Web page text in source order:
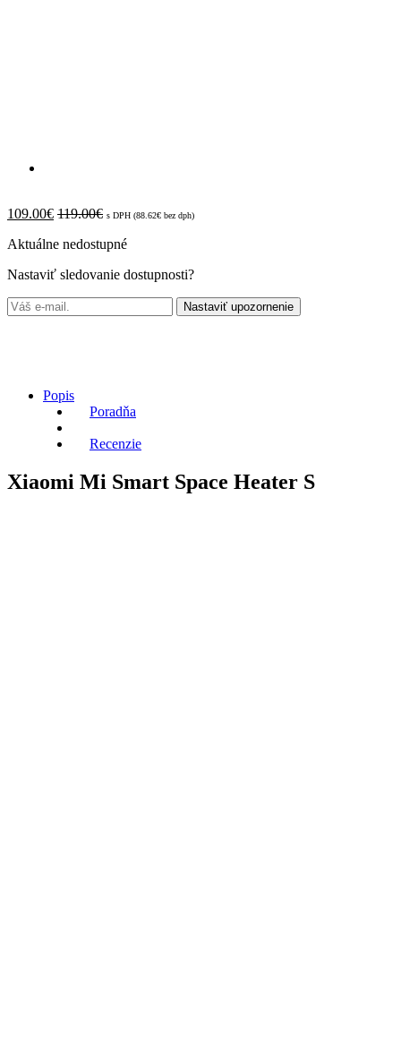
109.00€ 119.00€ s DPH (88.62€ bez dph)
Aktuálne nedostupné
Nastaviť sledovanie dostupnosti?
Nastaviť upozornenie
Popis
Poradňa
Recenzie
Xiaomi Mi Smart Space Heater S